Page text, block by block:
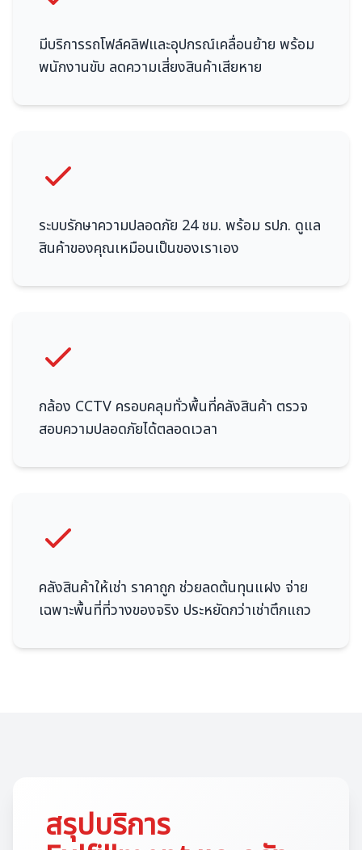
มีบริการรถโฟล์คลิฟและอุปกรณ์เคลื่อนย้าย พร้อม
พนักงานขับ ลดความเสี่ยงสินค้าเสียหาย
ระบบรักษาความปลอดภัย 24 ชม. พร้อม รปภ. ดูแล
สินค้าของคุณเหมือนเป็นของเราเอง
กล้อง CCTV ครอบคลุมทั่วพื้นที่คลังสินค้า ตรวจ
สอบความปลอดภัยได้ตลอดเวลา
คลังสินค้าให้เช่า ราคาถูก ช่วยลดต้นทุนแฝง จ่าย
เฉพาะพื้นที่ที่วางของจริง ประหยัดกว่าเช่าตึกแถว
สรุปบริการ